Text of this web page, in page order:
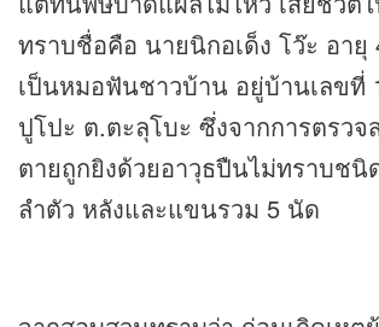
ทราบชื่อคือ นายนิกอเด็ง โว๊ะ อา
เป็นหมอฟันชาวบ้าน อยู่บ้านเลขที่
ปูโปะ ต.ตะลุโบะ ซึ่งจากการตรวจ
ตายถูกยิงด้วยอาวุธปืนไม่ทราบชนิ
ลำตัว หลังและแขนรวม 5 นัด